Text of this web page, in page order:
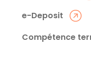
e-Deposit
Compétence